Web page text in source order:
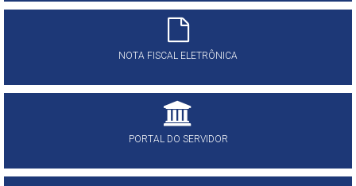
NOTA FISCAL ELETRÔNICA
PORTAL DO SERVIDOR